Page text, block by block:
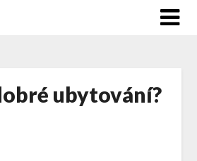
ubytování?